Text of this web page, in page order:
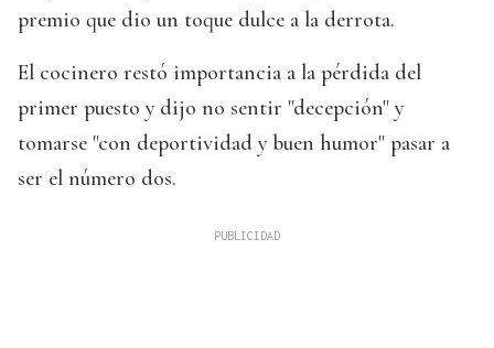
premio que dio un toque dulce a la derrota.
El cocinero restó importancia a la pérdida del
primer puesto y dijo no sentir "decepción" y
tomarse "con deportividad y buen humor" pasar a
ser el número dos.